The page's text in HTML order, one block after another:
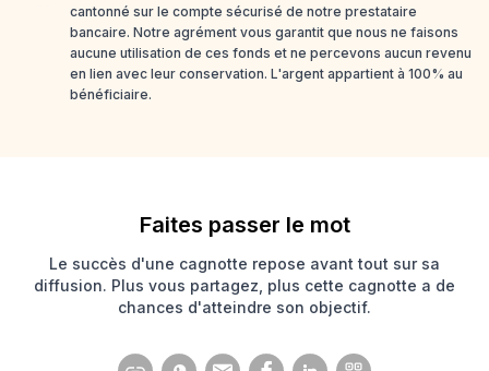
cantonné sur le compte sécurisé de notre prestataire
bancaire. Notre agrément vous garantit que nous ne faisons
aucune utilisation de ces fonds et ne percevons aucun revenu
en lien avec leur conservation. L'argent appartient à 100% au
bénéficiaire.
Faites passer le mot
Le succès d'une cagnotte repose avant tout sur sa
diffusion. Plus vous partagez, plus cette cagnotte a de
chances d'atteindre son objectif.